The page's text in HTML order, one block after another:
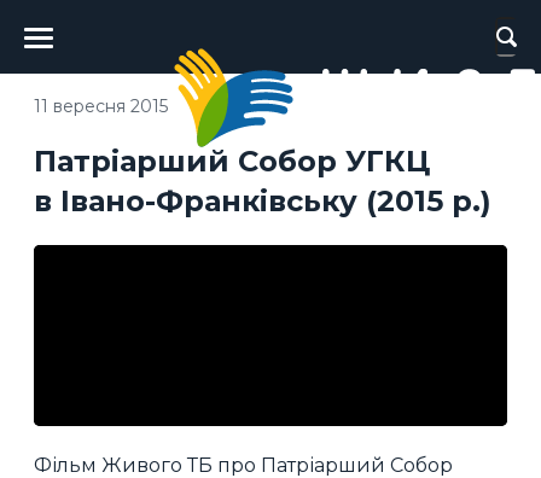
Головне
меню
Патріарший Собор УГКЦ
в Івано-Франківську (2015 р.)
11 вересня 2015
Фільм Живого ТБ про Патріарший Собор